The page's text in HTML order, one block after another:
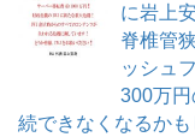
に岩上
脊椎管
ッシュ
300万
続できなくなるか